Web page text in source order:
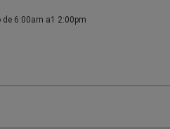
de 6:00am a1 2:00pm